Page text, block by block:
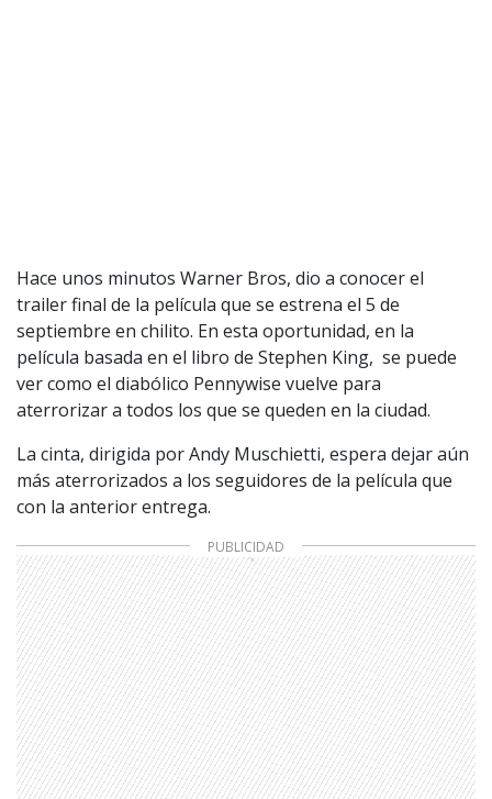
Hace unos minutos Warner Bros, dio a conocer el
trailer final de la película que se estrena el 5 de
septiembre en chilito. En esta oportunidad, en la
película basada en el libro de Stephen King, se puede
ver como el diabólico Pennywise vuelve para
aterrorizar a todos los que se queden en la ciudad.
La cinta, dirigida por Andy Muschietti, espera dejar aún
más aterrorizados a los seguidores de la película que
con la anterior entrega.